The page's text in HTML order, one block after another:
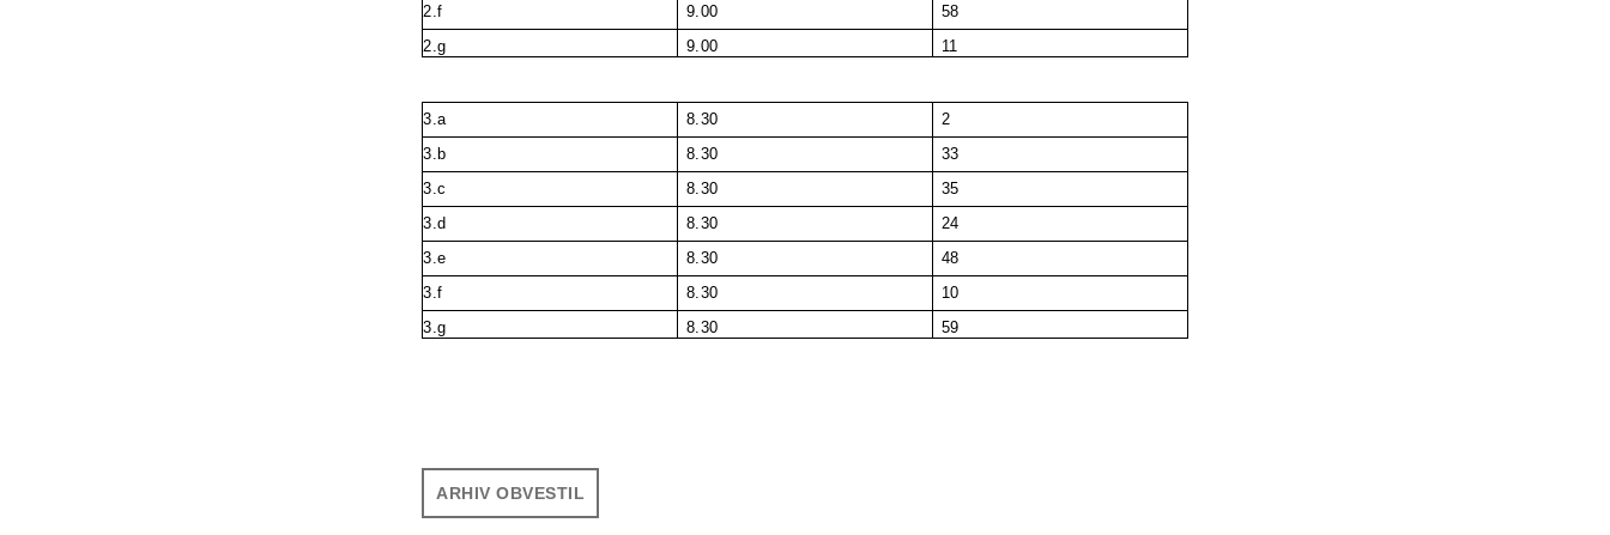
2.f
9.00
58
2.g
9.00 11
3.a 8.30
2
3.b
8.30
33
3.c
8.30
35
3.d
8.30
24
3.e
8.30
48
3.f
8.30
10
3.g
8.30 59
ARHIV OBVESTIL